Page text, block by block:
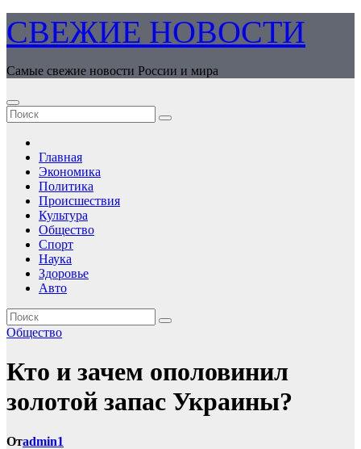
Перейти
к
содержимому
СВЕЖИЕ НОВОСТИ
Самые свежие новости России и мира
Главная
Экономика
Политика
Происшествия
Культура
Общество
Спорт
Наука
Здоровье
Авто
Общество
Кто и зачем ополовинил
золотой запас Украины?
Отadmin1